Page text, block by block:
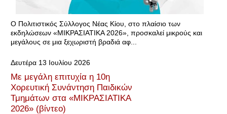
Ο Πολιτιστικός Σύλλογος Νέας Κίου, στο πλαίσιο των
εκδηλώσεων «ΜΙΚΡΑΣΙΑΤΙΚΑ 2026», προσκαλεί μικρούς και
μεγάλους σε μια ξεχωριστή βραδιά αφ...
Δευτέρα 13 Ιουλίου 2026
Με μεγάλη επιτυχία η 10η
Χορευτική Συνάντηση Παιδικών
Τμημάτων στα «ΜΙΚΡΑΣΙΑΤΙΚΑ
2026» (βίντεο)